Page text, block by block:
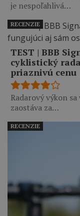
je nespoľahlivá…
TEST | BBB
cyklistický
priaznivú cenu
Radarový výkon
zaostáva za…
RECENZIE
RECENZIE